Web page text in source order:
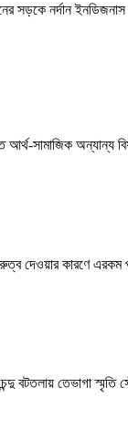
সড়কে নর্দান
আর্থ-সামাজিক
দেওয়ার কারণে এরকম
বটতলায় তেভাগা স্মৃতি